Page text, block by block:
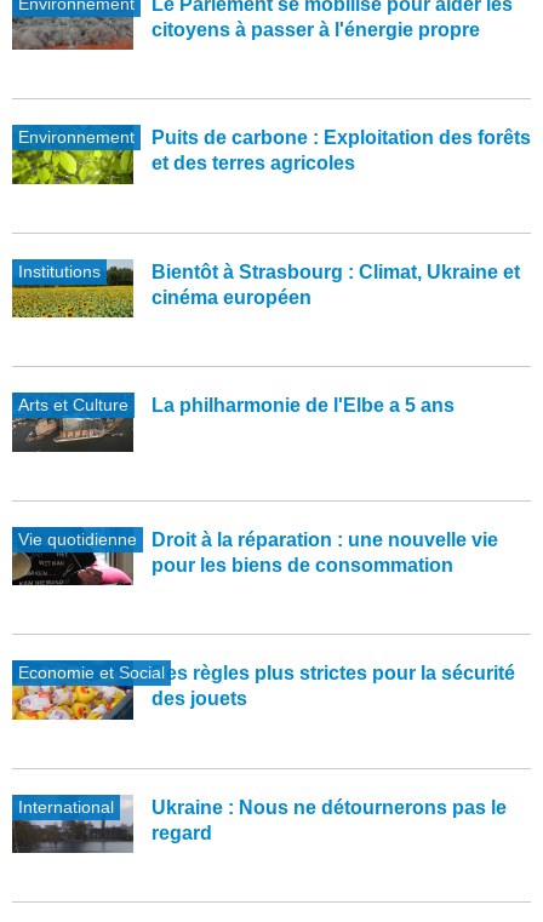
Le Parlement se mobilise pour aider les
citoyens à passer à l'énergie propre
Environnement
Puits de carbone : Exploitation des forêts
et des terres agricoles
Institutions
Bientôt à Strasbourg : Climat, Ukraine et
cinéma européen
Arts et Culture La philharmonie de l'Elbe a 5 ans
Vie quotidienne
Droit à la réparation : une nouvelle vie
pour les biens de consommation
Economie et SocialDes règles plus strictes pour la sécurité
des jouets
International
Ukraine : Nous ne détournerons pas le
regard